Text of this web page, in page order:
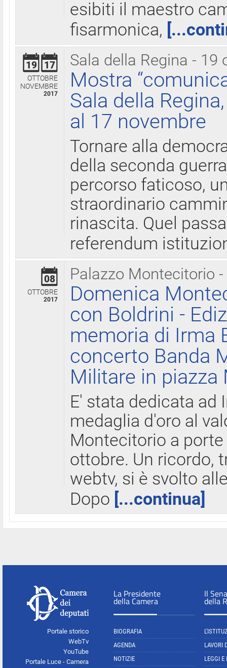
esibiti il maestro
fisarmonica,
Sala della Regina - 19
19 17
OTTOBRE
NOVEMBRE
2017
Mostra
Sala della
al 17 novembre
Tornare alla
della seconda
percorso faticoso,
straordinario
rinascita. Quel
referendum
Palazzo Montecitorio
08
OTTOBRE
2017
Domenica
con Boldrini -
memoria di Irma
concerto Banda
Militare in
E' stata dedicata ad
medaglia d'oro al
Montecitorio a
ottobre. Un ricordo,
webtv, si è svolto
Dopo [...continua]
Portale storico
WebTv
YouTube
Portale Luce - Camera
La Presidente
della Camera
BIOGRAFIA
AGENDA
NOTIZIE
Il
della
LAVORI
LEGGI E